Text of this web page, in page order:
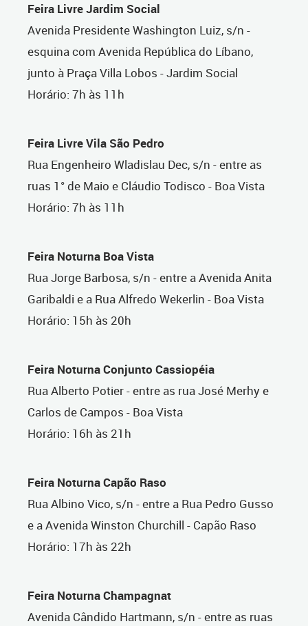
Feira Livre Jardim Social
Avenida Presidente Washington Luiz, s/n -
esquina com Avenida República do Líbano,
junto à Praça Villa Lobos - Jardim Social
Horário: 7h às 11h
Feira Livre Vila São Pedro
Rua Engenheiro Wladislau Dec, s/n - entre as
ruas 1° de Maio e Cláudio Todisco - Boa Vista
Horário: 7h às 11h
Feira Noturna Boa Vista
Rua Jorge Barbosa, s/n - entre a Avenida Anita
Garibaldi e a Rua Alfredo Wekerlin - Boa Vista
Horário: 15h às 20h
Feira Noturna Conjunto Cassiopéia
Rua Alberto Potier - entre as rua José Merhy e
Carlos de Campos - Boa Vista
Horário: 16h às 21h
Feira Noturna Capão Raso
Rua Albino Vico, s/n - entre a Rua Pedro Gusso
e a Avenida Winston Churchill - Capão Raso
Horário: 17h às 22h
Feira Noturna Champagnat
Avenida Cândido Hartmann, s/n - entre as ruas